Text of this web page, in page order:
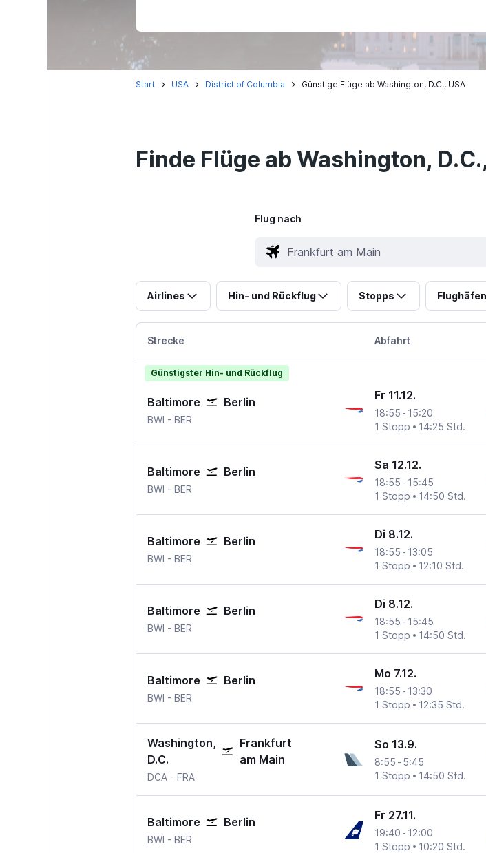
Start USA District of Columbia Günstige Flüge ab Washington, D.C., USA
Finde Flüge ab Washington,
Flug nach
Airlines Hin- und Rückflug Stopps Flughäfen
Strecke Abfahrt
Günstigster Hin- und Rückflug
Baltimore Berlin
BWI Baltimore
- BER
Fr 11.12.
18:55 - 15:20
1 Stopp
14:25 Std.
Baltimore Berlin
BWI Baltimore
- BER
Sa 12.12.
18:55 - 15:45
1 Stopp
14:50 Std.
Baltimore Berlin
BWI Baltimore
- BER
Di 8.12.
18:55 - 13:05
1 Stopp
12:10 Std.
Baltimore Berlin
BWI Baltimore
- BER
Di 8.12.
18:55 - 15:45
1 Stopp
14:50 Std.
Baltimore Berlin
BWI Baltimore
- BER
Mo 7.12.
18:55 - 13:30
1 Stopp
12:35 Std.
Washington,
D.C.
Frankfurt
am Main
DCA Washington, D.C. Washington Ronald Reagan
- FRA
So 13.9.
8:55 - 5:45
1 Stopp
14:50 Std.
Baltimore Berlin
BWI Baltimore
- BER
Fr 27.11.
19:40 - 12:00
1 Stopp
10:20 Std.